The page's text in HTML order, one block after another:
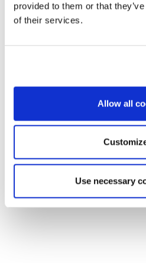
provided to them or that
of their services.
Allow all
Use necessary